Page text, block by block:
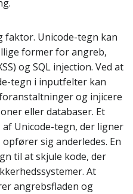
faktor. Unicode-tegn kan
former for angreb,
og SQL injection. Ved at
tegn i inputfelter kan
og injicere
eller databaser. Et
Unicode-tegn, der ligner
sig anderledes. En
til at skjule kode, der
At
angrebsfladen og